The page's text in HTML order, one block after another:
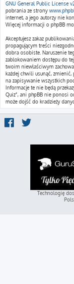
GNU General Public License
pobrania ze strony
internet, a jego autorzy nie
Więcej informacji o phpBB
Akceptujesz zakaz
propagującym treści
dobra osobiste. Naruszenie
zablokowaniem dostępu do
twoim niewłaściwym
każdej chwili usunąć, zmienić,
na zapisywanie wszystkich
Informacje te nie będą
Quiz”, ani phpBB nie ponosi
może dojść do kradzieży
Technologię